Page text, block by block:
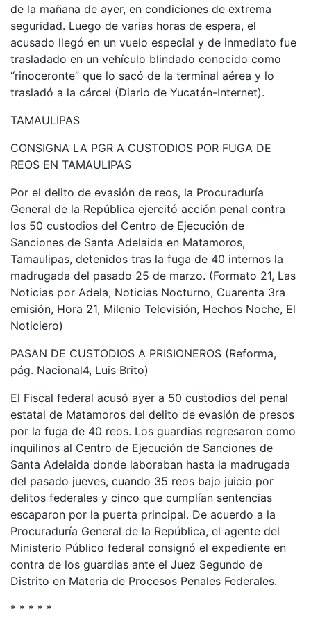
de la mañana de ayer, en condiciones de extrema
seguridad. Luego de varias horas de espera, el
acusado llegó en un vuelo especial y de inmediato fue
trasladado en un vehículo blindado conocido como
“rinoceronte” que lo sacó de la terminal aérea y lo
trasladó a la cárcel (Diario de Yucatán-Internet).
TAMAULIPAS
CONSIGNA LA PGR A CUSTODIOS POR FUGA DE
REOS EN TAMAULIPAS
Por el delito de evasión de reos, la Procuraduría
General de la República ejercitó acción penal contra
los 50 custodios del Centro de Ejecución de
Sanciones de Santa Adelaida en Matamoros,
Tamaulipas, detenidos tras la fuga de 40 internos la
madrugada del pasado 25 de marzo. (Formato 21, Las
Noticias por Adela, Noticias Nocturno, Cuarenta 3ra
emisión, Hora 21, Milenio Televisión, Hechos Noche, El
Noticiero)
PASAN DE CUSTODIOS A PRISIONEROS (Reforma,
pág. Nacional4, Luis Brito)
El Fiscal federal acusó ayer a 50 custodios del penal
estatal de Matamoros del delito de evasión de presos
por la fuga de 40 reos. Los guardias regresaron como
inquilinos al Centro de Ejecución de Sanciones de
Santa Adelaida donde laboraban hasta la madrugada
del pasado jueves, cuando 35 reos bajo juicio por
delitos federales y cinco que cumplían sentencias
escaparon por la puerta principal. De acuerdo a la
Procuraduría General de la República, el agente del
Ministerio Público federal consignó el expediente en
contra de los guardias ante el Juez Segundo de
Distrito en Materia de Procesos Penales Federales.
* * * * *